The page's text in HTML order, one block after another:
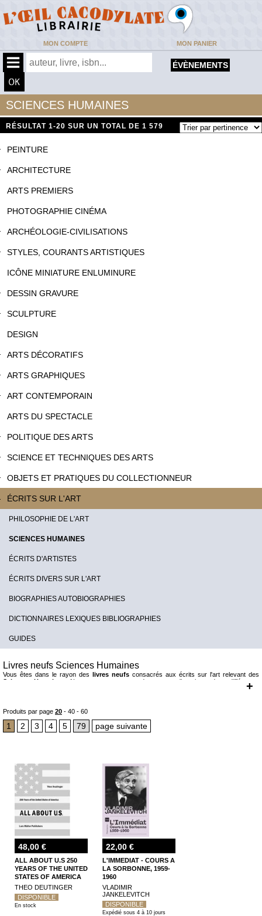
MON COMPTE MON PANIER
ÉVÈNEMENTS
SCIENCES HUMAINES
RÉSULTAT 1-20 SUR UN TOTAL DE 1 579
PEINTURE
ARCHITECTURE
ARTS PREMIERS
PHOTOGRAPHIE CINÉMA
ARCHÉOLOGIE-CIVILISATIONS
STYLES, COURANTS ARTISTIQUES
ICÔNE MINIATURE ENLUMINURE
DESSIN GRAVURE
SCULPTURE
DESIGN
ARTS DÉCORATIFS
ARTS GRAPHIQUES
ART CONTEMPORAIN
ARTS DU SPECTACLE
POLITIQUE DES ARTS
SCIENCE ET TECHNIQUES DES ARTS
OBJETS ET PRATIQUES DU COLLECTIONNEUR
ÉCRITS SUR L'ART
PHILOSOPHIE DE L'ART
SCIENCES HUMAINES
ÉCRITS D'ARTISTES
ÉCRITS DIVERS SUR L'ART
BIOGRAPHIES AUTOBIOGRAPHIES
DICTIONNAIRES LEXIQUES BIBLIOGRAPHIES
GUIDES
Livres neufs Sciences Humaines
Vous êtes dans le rayon des livres neufs consacrés aux écrits sur l'art relevant des
Sciences Humaines.Nous vous proposons des textes s'inscrivant dans différentes
approches théoriques, disciplines ou discours ayant l'art pour objet. Vous trouverez ici des
+
Produits par page 20 - 40 - 60
1 2 3 4 5 79 page suivante
48,00 €
ALL ABOUT U.S 250
YEARS OF THE UNITED
STATES OF AMERICA
THEO DEUTINGER
DISPONIBLE
En stock
22,00 €
L'IMMEDIAT - COURS A
LA SORBONNE, 1959-
1960
VLADIMIR
JANKELEVITCH
DISPONIBLE
Expédié sous 4 à 10 jours